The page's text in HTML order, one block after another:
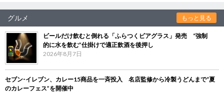
グルメ もっと見る
ビールだけ飲むと倒れる「ふらつくビアグラス」発売 “強制
的に水を飲む”仕掛けで適正飲酒を後押し
2026年8月7日
セブン‐イレブン、カレー15商品を一斉投入 名店監修から冷製うどんまで“夏
のカレーフェス”を開催中